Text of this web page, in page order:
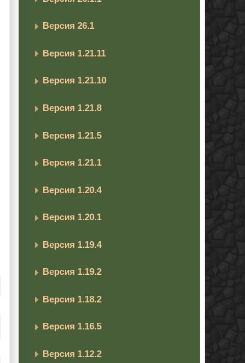
Версия 26.1
Версия 1.21.11
Версия 1.21.10
Версия 1.21.8
Версия 1.21.5
Версия 1.21.1
Версия 1.20.4
Версия 1.20.1
Версия 1.19.4
Версия 1.19.2
Версия 1.18.2
Версия 1.16.5
Версия 1.12.2